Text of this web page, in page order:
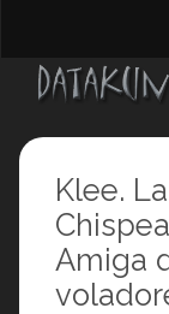
Klee.
Amiga